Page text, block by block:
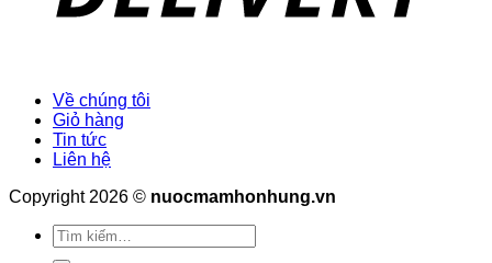
Về chúng tôi
Giỏ hàng
Tin tức
Liên hệ
Copyright 2026 © nuocmamhonhung.vn
Tìm
kiếm: